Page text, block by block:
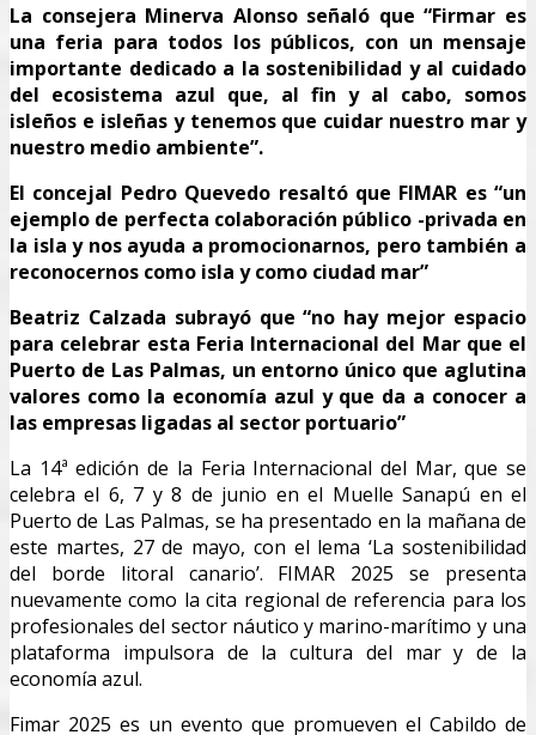
La consejera Minerva Alonso señaló que “Firmar es
una feria para todos los públicos, con un mensaje
importante dedicado a la sostenibilidad y al cuidado
del ecosistema azul que, al fin y al cabo, somos
isleños e isleñas y tenemos que cuidar nuestro mar y
nuestro medio ambiente”.
El concejal Pedro Quevedo resaltó que FIMAR es “un
ejemplo de perfecta colaboración público -privada en
la isla y nos ayuda a promocionarnos, pero también a
reconocernos como isla y como ciudad mar”
Beatriz Calzada subrayó que “no hay mejor espacio
para celebrar esta Feria Internacional del Mar que el
Puerto de Las Palmas, un entorno único que aglutina
valores como la economía azul y que da a conocer a
las empresas ligadas al sector portuario”
La 14ª edición de la Feria Internacional del Mar, que se
celebra el 6, 7 y 8 de junio en el Muelle Sanapú en el
Puerto de Las Palmas, se ha presentado en la mañana de
este martes, 27 de mayo, con el lema ‘La sostenibilidad
del borde litoral canario’. FIMAR 2025 se presenta
nuevamente como la cita regional de referencia para los
profesionales del sector náutico y marino-marítimo y una
plataforma impulsora de la cultura del mar y de la
economía azul.
Fimar 2025 es un evento que promueven el Cabildo de